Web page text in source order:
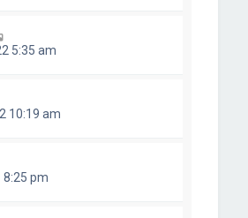
5:35 am
10:19 am
8:25 pm